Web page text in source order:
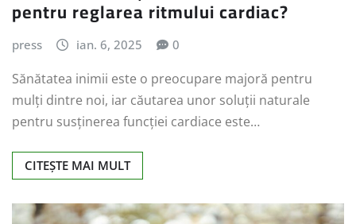
pentru reglarea ritmului cardiac?
press ian. 6, 2025 0
Sănătatea inimii este o preocupare majoră pentru
mulți dintre noi, iar căutarea unor soluții naturale
pentru susținerea funcției cardiace este…
CITEȘTE MAI MULT